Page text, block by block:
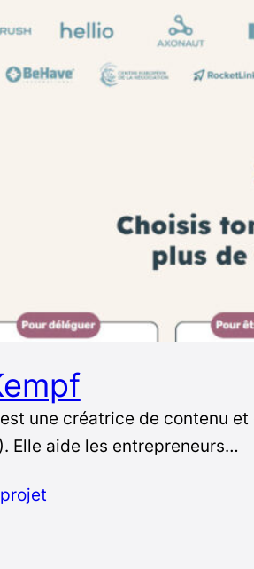
une créatrice de contenu
Elle aide les entrepreneurs…